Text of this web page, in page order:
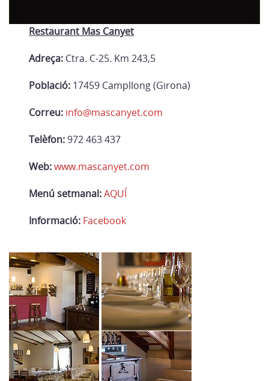
Restaurant Mas Canyet
Adreça: Ctra. C-25. Km 243,5
Població: 17459 Campllong (Girona)
Correu: info@mascanyet.com
Telèfon:972 463 437
Web: www.mascanyet.com
Menú setmanal: AQUÍ
Informació: Facebook